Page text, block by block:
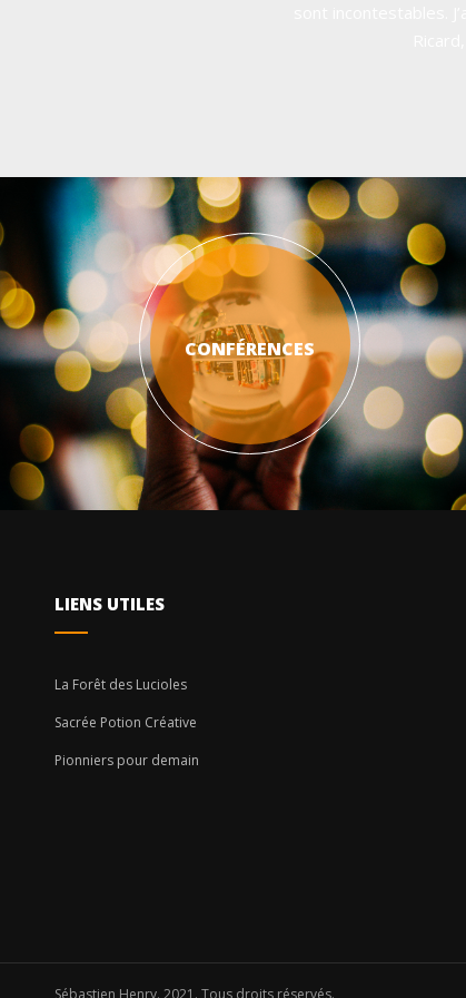
CONFÉRENCES
LIENS UTILES
La Forêt des Lucioles
Sacrée Potion Créative
Pionniers pour demain
Sébastien Henry. 2021. Tous droits réservés.